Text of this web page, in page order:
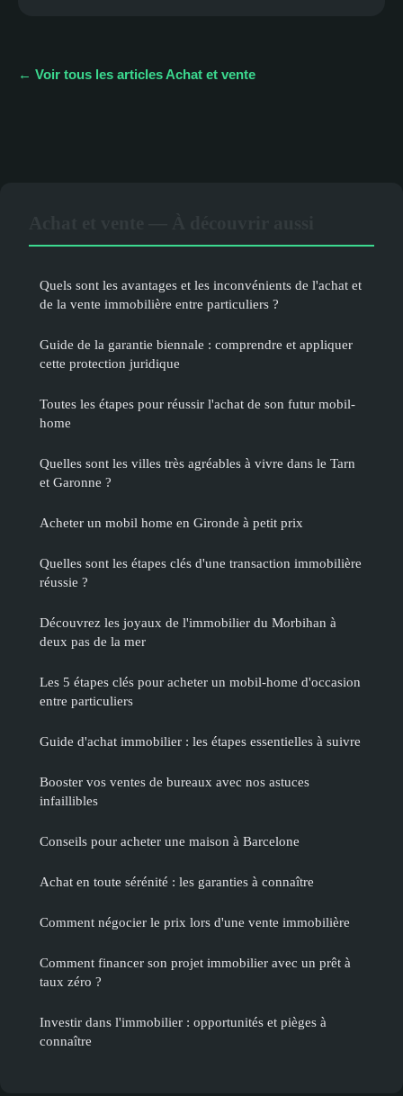
← Voir tous les articles Achat et vente
Quels sont les avantages et les inconvénients de l'achat et
de la vente immobilière entre particuliers ?
Guide de la garantie biennale : comprendre et appliquer
cette protection juridique
Toutes les étapes pour réussir l'achat de son futur mobil-
home
Quelles sont les villes très agréables à vivre dans le Tarn
et Garonne ?
Acheter un mobil home en Gironde à petit prix
Quelles sont les étapes clés d'une transaction immobilière
réussie ?
Découvrez les joyaux de l'immobilier du Morbihan à
deux pas de la mer
Les 5 étapes clés pour acheter un mobil-home d'occasion
entre particuliers
Guide d'achat immobilier : les étapes essentielles à suivre
Booster vos ventes de bureaux avec nos astuces
infaillibles
Conseils pour acheter une maison à Barcelone
Achat en toute sérénité : les garanties à connaître
Comment négocier le prix lors d'une vente immobilière
Comment financer son projet immobilier avec un prêt à
taux zéro ?
Investir dans l'immobilier : opportunités et pièges à
connaître